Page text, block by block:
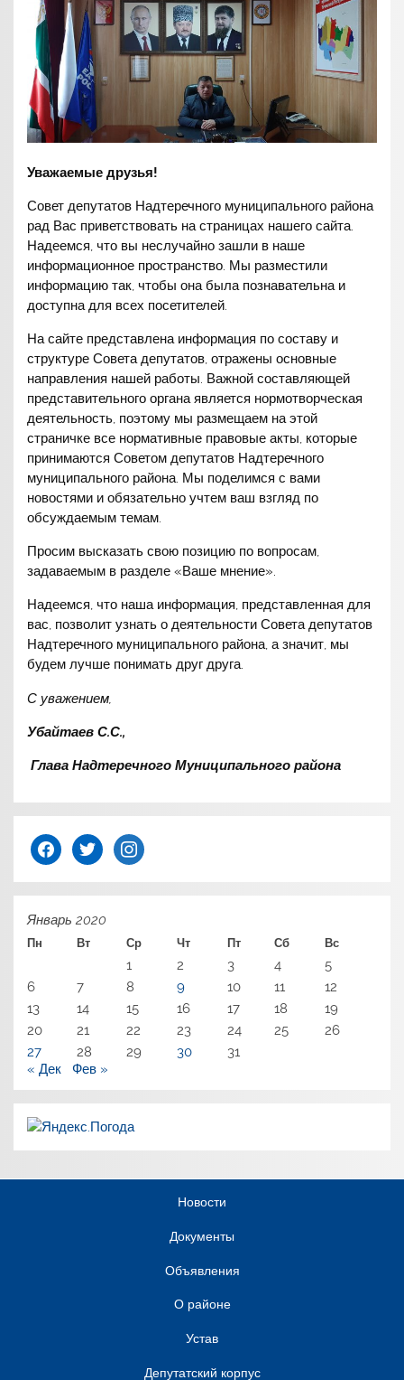
Уважаемые друзья!
Совет депутатов Надтеречного муниципального района
рад Вас приветствовать на страницах нашего сайта.
Надеемся, что вы неслучайно зашли в наше
информационное пространство. Мы разместили
информацию так, чтобы она была познавательна и
доступна для всех посетителей.
На сайте представлена информация по составу и
структуре Совета депутатов, отражены основные
направления нашей работы. Важной составляющей
представительного органа является нормотворческая
деятельность, поэтому мы размещаем на этой
страничке все нормативные правовые акты, которые
принимаются Советом депутатов Надтеречного
муниципального района. Мы поделимся с вами
новостями и обязательно учтем ваш взгляд по
обсуждаемым темам.
Просим высказать свою позицию по вопросам,
задаваемым в разделе «Ваше мнение».
Надеемся, что наша информация, представленная для
вас, позволит узнать о деятельности Совета депутатов
Надтеречного муниципального района, а значит, мы
будем лучше понимать друг друга.
С уважением,
Убайтаев С.С.,
Глава Надтеречного Муниципального района
facebooktwitter instagram
Январь 2020
Пн Вт Ср Чт Пт Сб Вс
1 2 3 4
5
6
7 8 9 10 11
12
13
14 15 16 17 18
19
20
21 22 23 24 25
26
27
28 29 30
31
« Дек
Фев »
Новости
Документы
Объявления
О районе
Устав
Депутатский корпус